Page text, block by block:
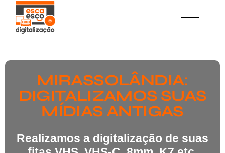
MIRASSOLÂNDIA:
DIGITALIZAMOS SUAS
MÍDIAS ANTIGAS
Realizamos a digitalização de suas